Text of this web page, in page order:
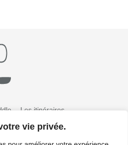
vie privée.
Les itinéraires
Galerie photos